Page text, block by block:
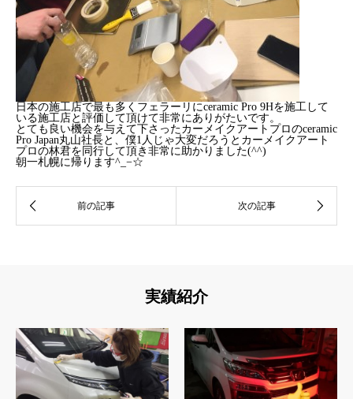
日本の施工店で最も多くフェラーリにceramic Pro 9Hを施工して
いる施工店と評価して頂けて非常にありがたいです。
とても良い機会を与えて下さったカーメイクアートプロのceramic
Pro Japan丸山社長と、僕1人じゃ大変だろうとカーメイクアート
プロの林君を同行して頂き非常に助かりました(^^)
朝一札幌に帰ります^_−☆
実績紹介